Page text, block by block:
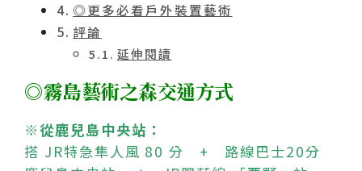
◎更多必看戶外裝置藝術
評論
延伸閱讀
◎霧島藝術之森交通方式
※從鹿兒島中央站：
搭 JR特急隼人風 80 分 + 路線巴士20分